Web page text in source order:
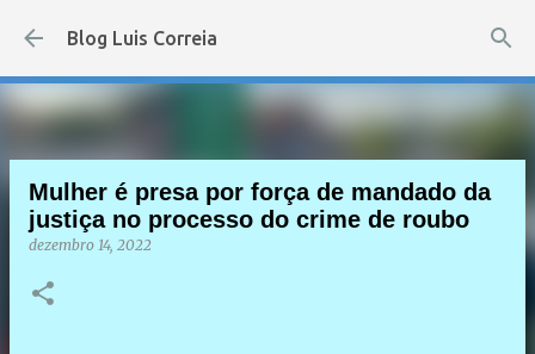
Pular para o conteúdo principal
Blog Luis Correia
Mulher é presa por força de mandado da
justiça no processo do crime de roubo
dezembro 14, 2022